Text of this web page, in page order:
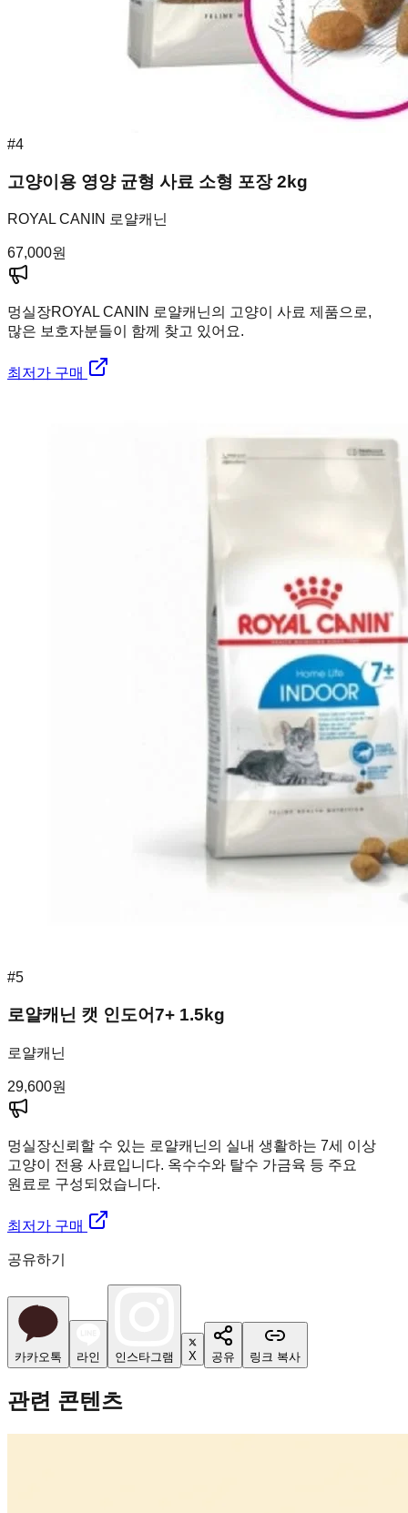
#4
고양이용 영양 균형 사료 소형 포장 2kg
ROYAL CANIN 로얄캐닌
67,000원
멍실장ROYAL CANIN 로얄캐닌의 고양이 사료 제품으로,
많은 보호자분들이 함께 찾고 있어요.
최저가 구매
#5
로얄캐닌 캣 인도어7+ 1.5kg
로얄캐닌
29,600원
멍실장신뢰할 수 있는 로얄캐닌의 실내 생활하는 7세 이상
고양이 전용 사료입니다. 옥수수와 탈수 가금육 등 주요
원료로 구성되었습니다.
최저가 구매
공유하기
카카오톡 라인 인스타그램 X 공유 링크 복사
관련 콘텐츠